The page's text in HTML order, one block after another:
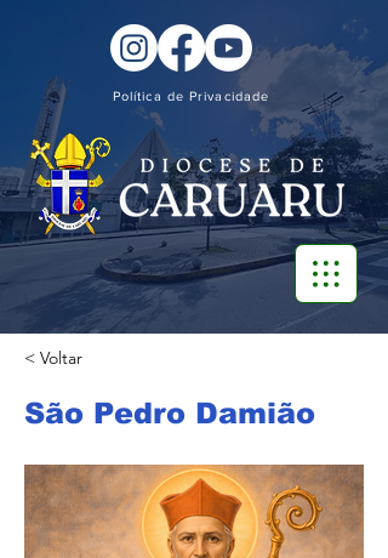
Política de Privacidade
< Voltar
São Pedro Damião